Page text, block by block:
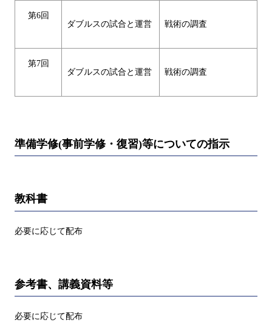
第6回
ダブルスの試合と運営
戦術の調査
第7回
ダブルスの試合と運営
戦術の調査
準備学修(事前学修・復習)等についての指示
教科書
必要に応じて配布
参考書、講義資料等
必要に応じて配布